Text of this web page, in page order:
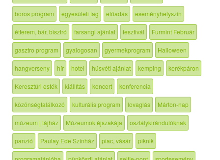
boros program egyesületi tag előadás eseményhelyszín
étterem, bár, bisztró farsangi ajánlat fesztivál Furmint Február
gasztro program gyalogosan gyermekprogram Halloween
hangverseny hír hotel húsvéti ajánlat kemping kerékpáron
Keresztúri esték kiállítás koncert konferencia
közönségtalálkozó kulturális program lovaglás Márton-nap
múzeum | tájház Múzeumok éjszakája osztálykirándulóknak
panzió Paulay Ede Színház piac, vásár piknik